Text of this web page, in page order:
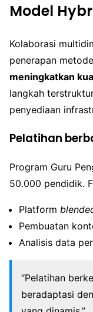
Model
Kolaborasi
penerapan
meningkatkan
langkah
penyediaan
Pelatihan
Program Guru
50.000 pendidik.
Platform
Pembuatan
Analisis data
“Pelatihan
beradaptasi